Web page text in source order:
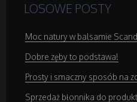
LOSOWE POSTY
Moc natury w balsamie
Dobre zęby to podstawa!
Prosty i smaczny sposób na
Sprzedaż błonnika do